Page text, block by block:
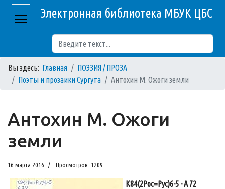
Электронная библиотека МБУК ЦБС
Вы здесь: Главная
ПОЭЗИЯ / ПРОЗА
Поэты и прозаики Сургута
Антохин М. Ожоги земли
Антохин М. Ожоги
земли
16 марта 2016 Просмотров: 1209
К84(2Рос=Рус)6-5 - А 72